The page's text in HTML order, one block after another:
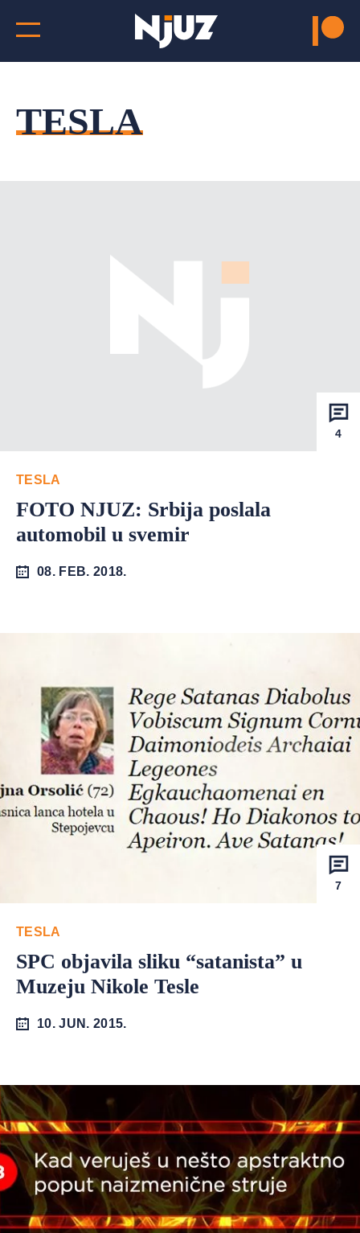
TESLA
4
TESLA
FOTO NJUZ: Srbija poslala
automobil u svemir
08. FEB. 2018.
7
TESLA
SPC objavila sliku “satanista” u
Muzeju Nikole Tesle
10. JUN. 2015.